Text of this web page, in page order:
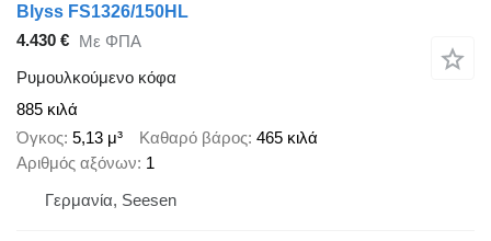
Blyss FS1326/150HL
4.430 € Με ΦΠΑ
Ρυμουλκούμενο κόφα
885 κιλά
Όγκος 5,13 μ³ Καθαρό βάρος 465 κιλά
Αριθμός αξόνων 1
Γερμανία, Seesen